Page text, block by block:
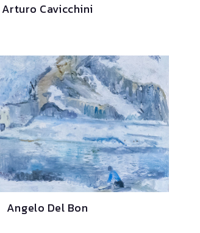
Arturo Cavicchini
Angelo Del Bon